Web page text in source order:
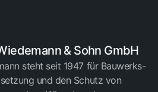
& Sohn GmbH
steht seit 1947 für Bauwerks-
und den Schutz von